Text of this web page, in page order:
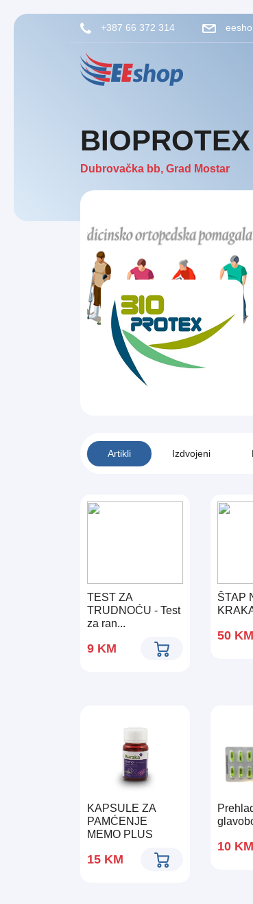
+387 66 372 314
BIOPROTEX
Dubrovačka bb, Grad Mostar
Artikli Izdvojeni
TEST ZA
TRUDNOĆU - Test
za ran...
9 KM
ŠTAP
50 KM
KAPSULE ZA
PAMĆENJE
MEMO PLUS
15 KM
10 KM